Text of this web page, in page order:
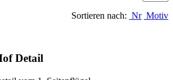
Sortieren nach: Nr Motiv
Detail